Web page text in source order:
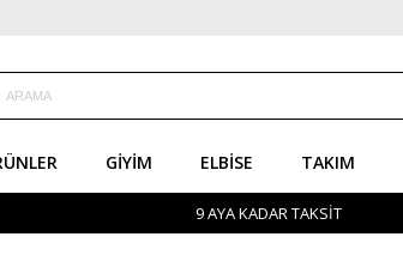
GIYIM ELBISE TAKIM
9 AYA KADAR TAKSİT